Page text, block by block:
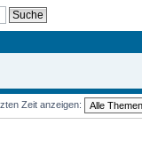
Zeit anzeigen: